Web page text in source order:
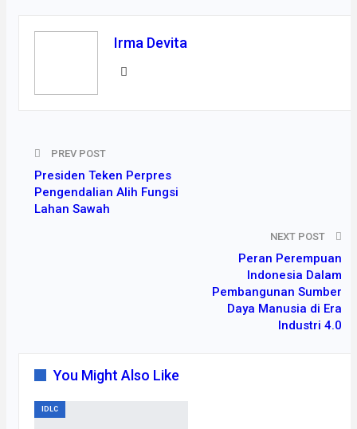
Irma Devita
PREV POST
Presiden Teken Perpres
Pengendalian Alih Fungsi
Lahan Sawah
NEXT POST
Peran Perempuan
Indonesia Dalam
Pembangunan Sumber
Daya Manusia di Era
Industri 4.0
You Might Also Like
IDLC